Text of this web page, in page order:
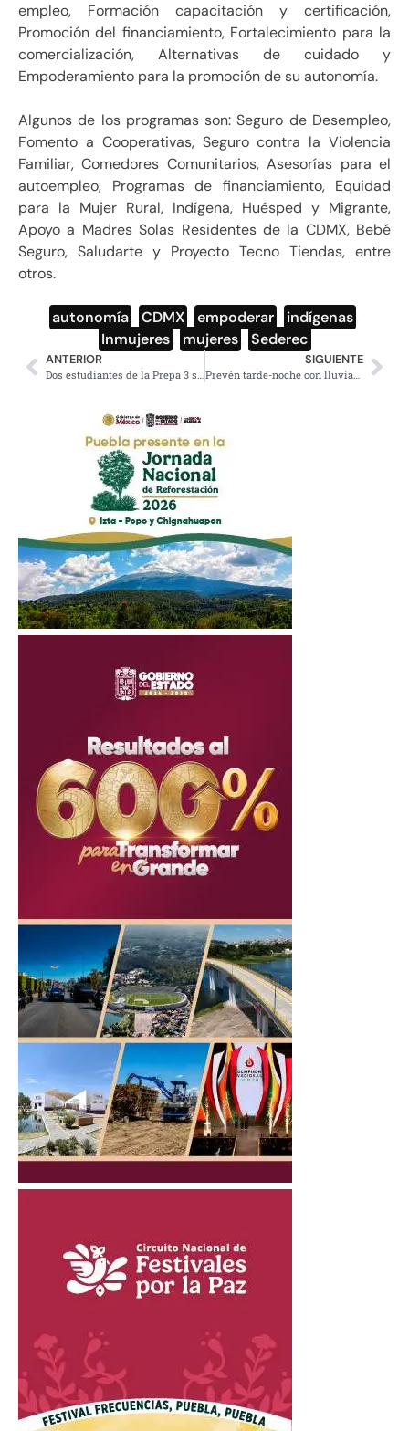
empleo, Formación capacitación y certificación,
Promoción del financiamiento, Fortalecimiento para la
comercialización, Alternativas de cuidado y
Empoderamiento para la promoción de su autonomía.
Algunos de los programas son: Seguro de Desempleo,
Fomento a Cooperativas, Seguro contra la Violencia
Familiar, Comedores Comunitarios, Asesorías para el
autoempleo, Programas de financiamiento, Equidad
para la Mujer Rural, Indígena, Huésped y Migrante,
Apoyo a Madres Solas Residentes de la CDMX, Bebé
Seguro, Saludarte y Proyecto Tecno Tiendas, entre
otros.
autonomía CDMX empoderar indígenas
Inmujeres
mujeres Sederec
ANTERIOR
Dos estudiantes de la Prepa 3 se suicidaron y una más está grave; caso ya alarma a los padres
SIGUIENTE
Prevén tarde-noche con lluvias eléctricas en el Valle de México